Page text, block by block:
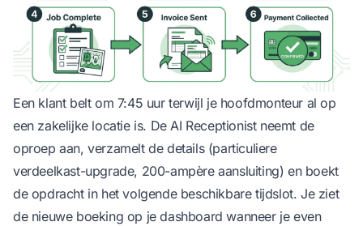
Een klant belt om 7:45 uur terwijl je hoofdmonteur al op
een zakelijke locatie is. De AI Receptionist neemt de
oproep aan, verzamelt de details (particuliere
verdeelkast-upgrade, 200-ampère aansluiting) en boekt
de opdracht in het volgende beschikbare tijdslot. Je ziet
de nieuwe boeking op je dashboard wanneer je even